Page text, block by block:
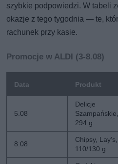
szybkie podpowiedzi. W tabeli
okazje z tego tygodnia — te,
rachunek przy kasie.
Promocje w ALDI (3-8.08)
Data Produkt
5.08
Delicje
Szampańskie,
294 g
8.08
Chipsy, Lay’s,
110/130 g